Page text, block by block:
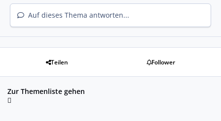
Auf dieses Thema antworten...
Teilen Follower
Zur Themenliste gehen